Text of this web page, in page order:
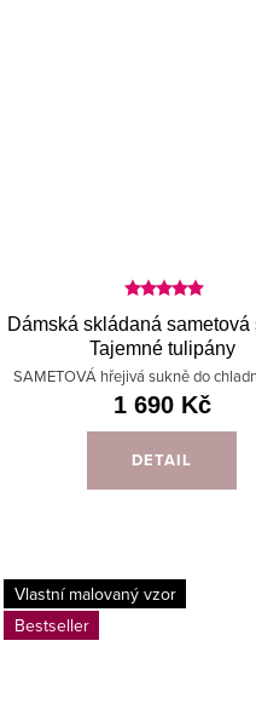
Dámská skládaná sametová
Tajemné tulipány
SAMETOVÁ hřejivá sukně do
1 690 Kč
DETAIL
Vlastní malovaný vzor
Bestseller